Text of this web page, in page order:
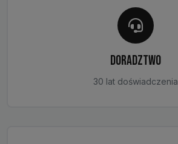
DORADZTWO
30 lat doświadczenia